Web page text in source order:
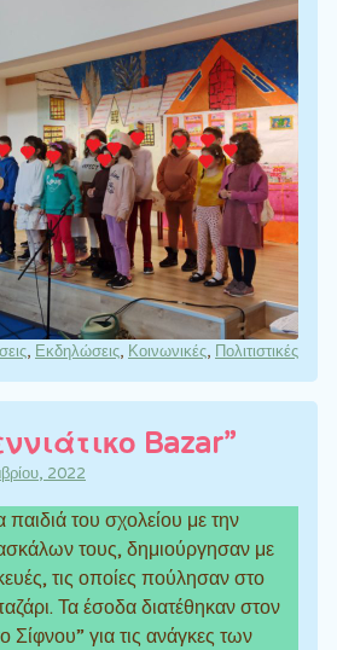
, Εκδηλώσεις, Κοινωνικές, Πολιτιστικές
Bazar”
2022
του σχολείου με την
τους, δημιούργησαν με
τις οποίες πούλησαν στο
Τα έσοδα διατέθηκαν στον
Σίφνου” για τις ανάγκες των